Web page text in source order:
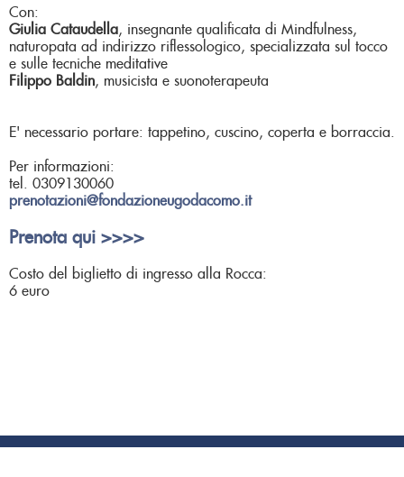
Con:
Giulia Cataudella, insegnante qualificata di Mindfulness,
naturopata ad indirizzo riflessologico, specializzata sul tocco
e sulle tecniche meditative
Filippo Baldin, musicista e suonoterapeuta
E' necessario portare: tappetino, cuscino, coperta e borraccia.
Per informazioni:
tel. 0309130060
prenotazioni@fondazioneugodacomo.it
Prenota qui >>>>
Costo del biglietto di ingresso alla Rocca:
6 euro